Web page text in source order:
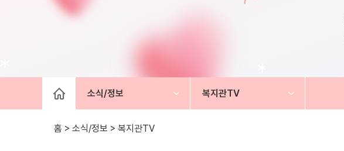
소식/정보 복지관TV
홈 > 소식/정보 > 복지관TV